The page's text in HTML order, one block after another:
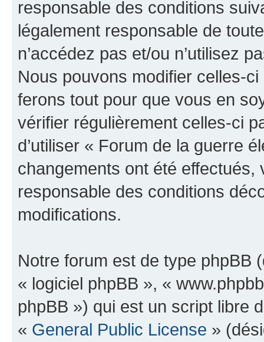
responsable des conditions
légalement responsable de
n’accédez pas et/ou n’utilisez
Nous pouvons modifier celles-
ferons tout pour que vous en
vérifier régulièrement celles-ci
d’utiliser « Forum de la guerre
changements ont été effectués,
responsable des conditions
modifications.
Notre forum est de type phpBB
« logiciel phpBB », «
phpBB ») qui est un script libre
« General Public License »